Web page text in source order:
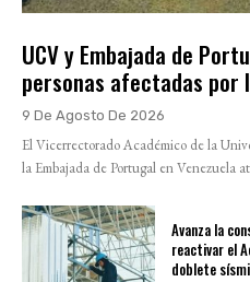
UCV y Embajada de
personas afectadas por
9 De Agosto De 2026
El Vicerrectorado Académico de la
la Embajada de Portugal en Venezuela
Avanza la
reactivar el
doblete